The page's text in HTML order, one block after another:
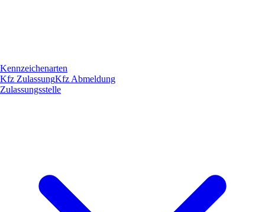
Kennzeichenarten
Kfz ZulassungKfz Abmeldung
Zulassungsstelle